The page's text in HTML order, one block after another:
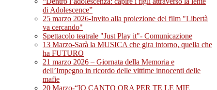
di Adolescence”
25 marzo 2026-Invito alla proiezione del film "Libertà
va cercando"
Spettacolo teatrale "Just Play it"- Comunicazione
13 Marzo-Sarà la MUSICA che gira intorno, quella che
ha FUTURO
21 marzo 2026 – Giornata della Memoria e
dell’Impegno in ricordo delle vittime innocenti delle
mafie
20 Marzo-“IO CANTO ORA PER TE LE MIE